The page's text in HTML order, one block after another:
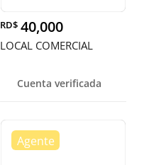
RD$ 40,000
LOCAL COMERCIAL
Cuenta verificada